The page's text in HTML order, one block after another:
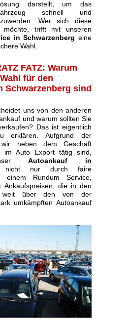
darstellt, um das
schnell und
Wer sich diese
möchte, trifft mit unseren
in Schwarzenberg eine
Wahl.
FATZ: Warum
für den
Schwarzenberg sind
uns von den anderen
und warum sollten Sie
Das ist eigentlich
erklären. Aufgrund der
neben dem Geschäft
im Auto Export tätig sind,
Autoankauf in
nicht nur durch faire
einem Rundum Service,
Ankaufspreisen, die in den
weit über den von der
umkämpften Autoankauf